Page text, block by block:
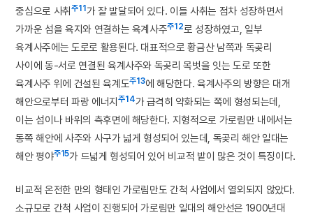
중심으로 사취주11 가 잘 발달되어 있다. 이들 사취는 점차 성장하면서
가까운 섬을 육지와 연결하는 육계사주주12로 성장하였고, 일부
육계사주에는 도로로 활용된다. 대표적으로 황금산 남쪽과 독곶리
사이에 동-서로 연결된 육계사주와 독곶리 목벗을 잇는 도로 또한
육계사주 위에 건설된 육계도주13에 해당한다. 육계사주의 방향은 대개
해안으로부터 파랑 에너지주14가 급격히 약화되는 쪽에 형성되는데,
이는 섬이나 바위의 측후면에 해당한다. 지형적으로 가로림만 내에서는
동쪽 해안에 사주와 사구가 넓게 형성되어 있는데, 독곶리 해안 일대는
해안 평야주15가 드넓게 형성되어 있어 비교적 밭이 많은 것이 특징이다.
비교적 온전한 만의 형태인 가로림만도 간척 사업에서 열외되지 않았다.
소규모로 간척 사업이 진행되어 가로림만 일대의 해안선은 1900년대